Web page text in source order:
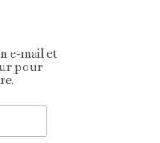
e-mail et
pour